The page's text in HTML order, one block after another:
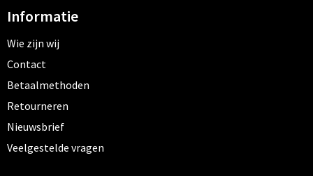
Informatie
Wie zijn wij
Contact
Betaalmethoden
Retourneren
Nieuwsbrief
Veelgestelde vragen